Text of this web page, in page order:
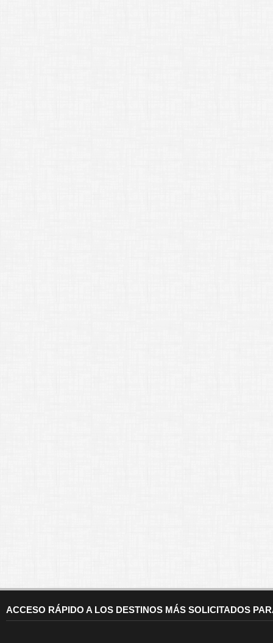
ACCESO RÁPIDO A LOS DESTINOS MÁS SOLICITADOS